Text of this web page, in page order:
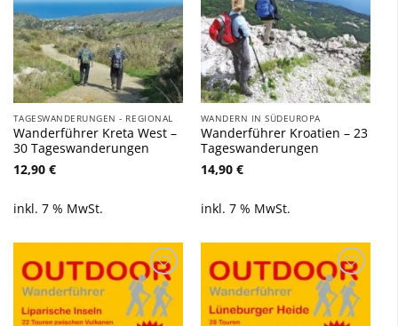
TAGESWANDERUNGEN - REGIONAL
Wanderführer Kreta West –
30 Tageswanderungen
12,90 €
inkl. 7 % MwSt.
WANDERN IN SÜDEUROPA
Wanderführer Kroatien – 23
Tageswanderungen
14,90 €
inkl. 7 % MwSt.
Zu
Wunschliste
hinzufügen
Zu
Wunschliste
hinzufügen